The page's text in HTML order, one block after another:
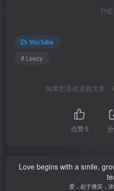
YouTube
# Leezy
如果您喜欢这篇文章
点赞5
Love begins with a smile,
爱，起于微笑，